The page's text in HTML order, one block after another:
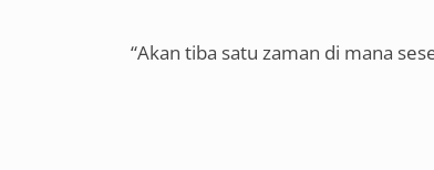
“Akan tiba satu zaman di mana